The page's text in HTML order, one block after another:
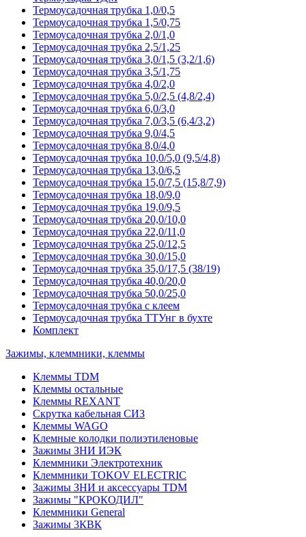
Термоусадочная трубка 1,0/0,5
Термоусадочная трубка 1,5/0,75
Термоусадочная трубка 2,0/1,0
Термоусадочная трубка 2,5/1,25
Термоусадочная трубка 3,0/1,5 (3,2/1,6)
Термоусадочная трубка 3,5/1,75
Термоусадочная трубка 4,0/2,0
Термоусадочная трубка 5,0/2,5 (4,8/2,4)
Термоусадочная трубка 6,0/3,0
Термоусадочная трубка 7,0/3,5 (6,4/3,2)
Термоусадочная трубка 9,0/4,5
Термоусадочная трубка 8,0/4,0
Термоусадочная трубка 10,0/5,0 (9,5/4,8)
Термоусадочная трубка 13,0/6,5
Термоусадочная трубка 15,0/7,5 (15,8/7,9)
Термоусадочная трубка 18,0/9,0
Термоусадочная трубка 19,0/9,5
Термоусадочная трубка 20,0/10,0
Термоусадочная трубка 22,0/11,0
Термоусадочная трубка 25,0/12,5
Термоусадочная трубка 30,0/15,0
Термоусадочная трубка 35,0/17,5 (38/19)
Термоусадочная трубка 40,0/20,0
Термоусадочная трубка 50,0/25,0
Термоусадочная трубка с клеем
Термоусадочная трубка ТТУнг в бухте
Комплект
Зажимы, клеммники, клеммы
Клеммы TDM
Клеммы остальные
Клеммы REXANT
Скрутка кабельная СИЗ
Клеммы WAGO
Клемные колодки полиэтиленовые
Зажимы ЗНИ ИЭК
Клеммники Электротехник
Клеммники TOKOV ELECTRIC
Зажимы ЗНИ и аксессуары TDM
Зажимы "КРОКОДИЛ"
Клеммники General
Зажимы 3КВК